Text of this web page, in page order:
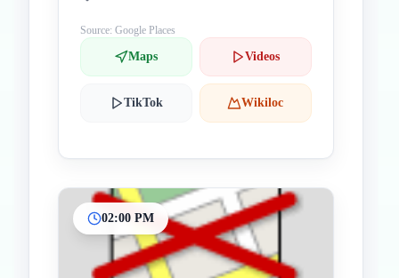
Source: Google Places
Maps Videos
TikTok Wikiloc
02:00 PM